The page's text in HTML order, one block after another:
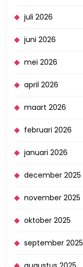
juli 2026
juni 2026
mei 2026
april 2026
maart 2026
februari 2026
januari 2026
december 2025
november 2025
oktober 2025
september 2025